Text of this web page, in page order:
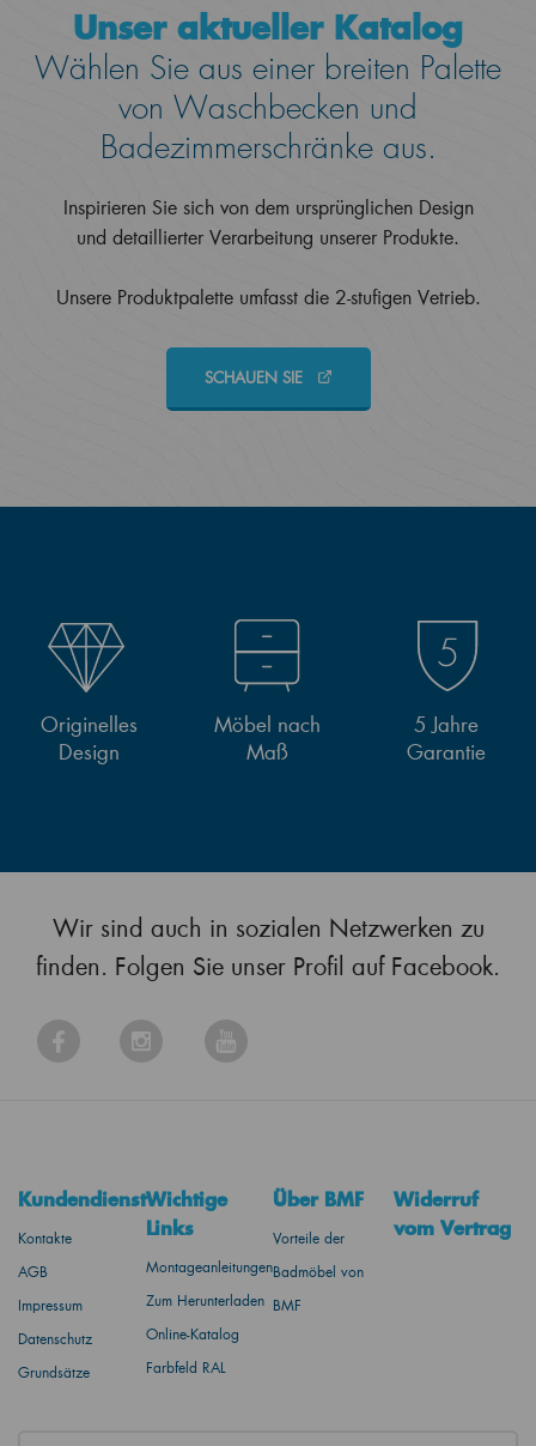
Unser aktueller Katalog
Wählen Sie aus einer breiten Palette
von Waschbecken und
Badezimmerschränke aus.
Inspirieren Sie sich von dem ursprünglichen Design
und detaillierter Verarbeitung unserer Produkte.
Unsere Produktpalette umfasst die 2-stufigen Vetrieb.
SCHAUEN SIE
Originelles
Design
Möbel nach
Maß
5 Jahre
Garantie
Wir sind auch in sozialen Netzwerken zu
finden. Folgen Sie unser Profil auf Facebook.
Kundendienst
Kontakte
AGB
Impressum
Datenschutz
Grundsätze
Wichtige
Links
Montageanleitungen
Zum Herunterladen
Online-Katalog
Farbfeld RAL
Über BMF
Vorteile der
Badmöbel von
BMF
Widerruf
vom Vertrag